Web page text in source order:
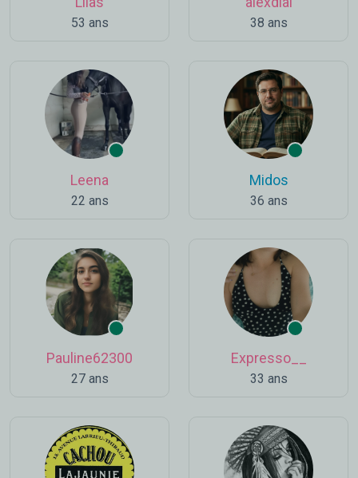
53 ans 38 ans
Leena
22 ans
Midos
36 ans
Pauline62300
27 ans
Expresso__
33 ans